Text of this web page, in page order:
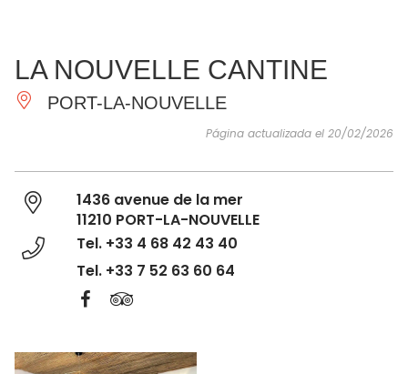
IMPRESCINDIBLES
HACER
INSPIRACIONES
LA NOUVELLE CANTINE
PORT-LA-NOUVELLE
Página actualizada el 20/02/2026
1436 avenue de la mer
11210 PORT-LA-NOUVELLE
Tel. +33 4 68 42 43 40
Tel. +33 7 52 63 60 64